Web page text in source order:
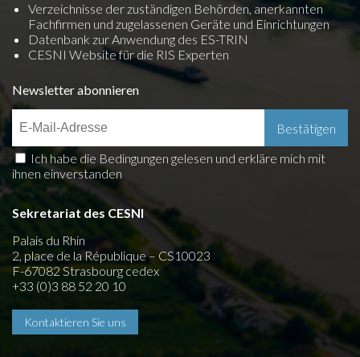
Verzeichnisse der zuständigen Behörden, anerkannten
Fachfirmen und zugelassenen Geräte und Einrichtungen
Datenbank zur Anwendung des ES-TRIN
CESNI Website für die RIS Experten
Newsletter abonnieren
Ich habe die Bedingungen gelesen und erkläre mich mit
ihnen einverstanden
Sekretariat des CESNI
Palais du Rhin
2, place de la République – CS10023
F-67082 Strasbourg cedex
+33 (0)3 88 52 20 10
Kontaktieren Sie uns